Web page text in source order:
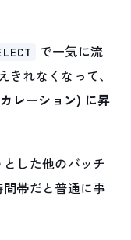
で一気に流
れなくなって、
レーション) に昇
した他のバッチ
帯だと普通に事